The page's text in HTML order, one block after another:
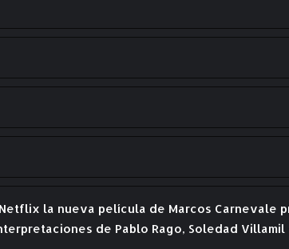
la nueva película de Marcos Carnevale
de Pablo Rago, Soledad Villamil